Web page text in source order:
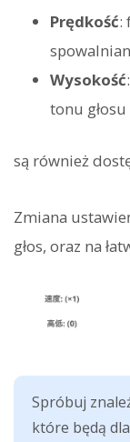
Prędkość:
Wysokość
tonu głosu
są również
Zmiana
głos, oraz na
Spróbuj
które będą